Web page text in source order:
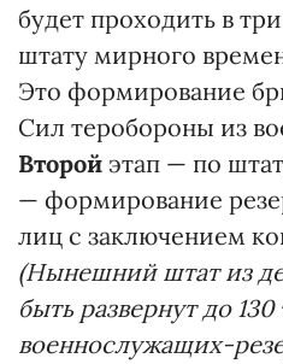
будет проходить в
штату мирного
Это формирование
Сил теробороны из
Второй этап — по
— формирование
лиц с заключением
(Нынешний штат из
быть развернут до
военнослужащих-